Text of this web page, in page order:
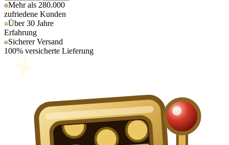
Mehr als 280.000
zufriedene Kunden
Über 30 Jahre
Erfahrung
Sicherer Versand
100% versicherte Lieferung